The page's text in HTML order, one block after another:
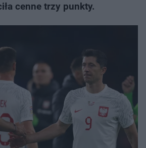
cenne trzy punkty.